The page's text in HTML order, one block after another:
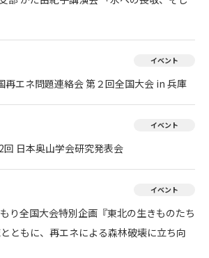
イベント
エネ問題連絡会 第２回全国大会 in 兵庫
イベント
回 日本奥山学会研究発表会
イベント
り全国大会特別企画『東北の生きものたち
ともに、再エネによる森林破壊に立ち向